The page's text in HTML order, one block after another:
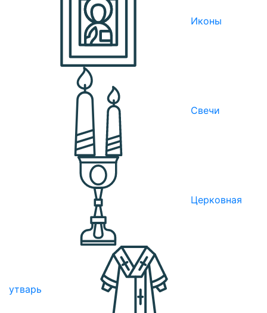
Иконы
Свечи
Церковная
утварь